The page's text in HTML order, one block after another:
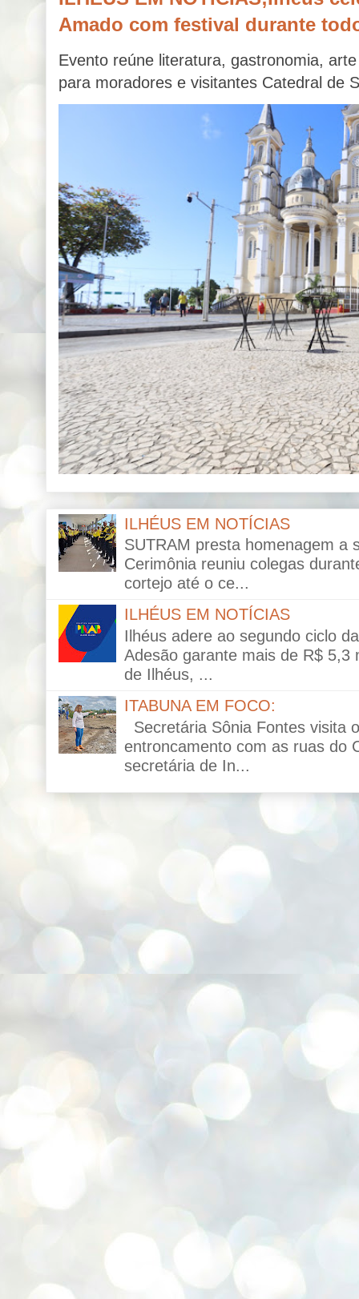
Amado com festival durante
Evento reúne literatura, gastronomia,
para moradores e visitantes Catedral de
ILHÉUS EM NOTÍCIAS
SUTRAM presta homenagem a
Cerimônia reuniu colegas
cortejo até o ce...
ILHÉUS EM NOTÍCIAS
Ilhéus adere ao segundo ciclo
Adesão garante mais de R$ 5,3
de Ilhéus, ...
ITABUNA EM FOCO:
Secretária Sônia Fontes visita
entroncamento com as ruas do
secretária de In...